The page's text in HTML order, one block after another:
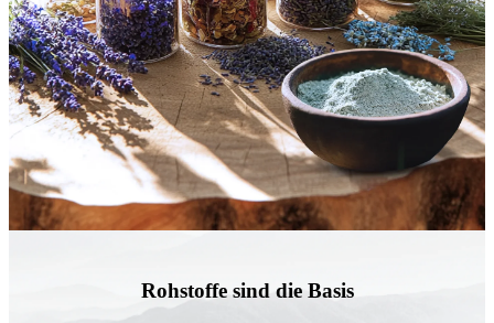
Rohstoffe sind die Basis